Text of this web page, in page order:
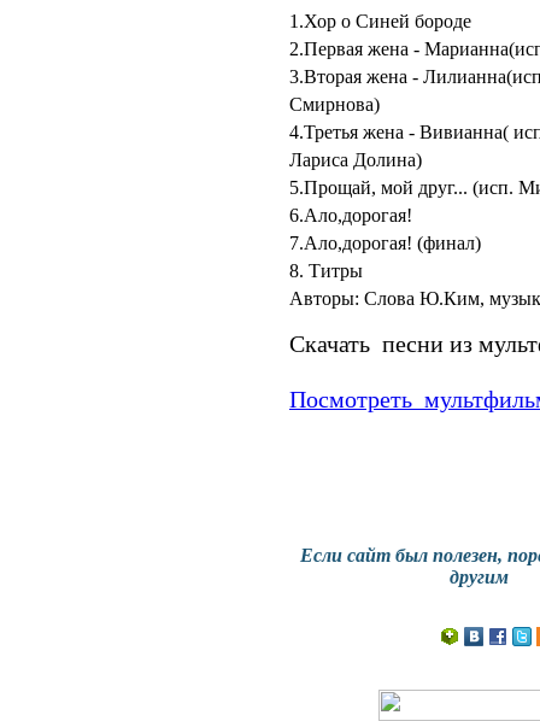
1.Хор о Синей бороде
2.Первая жена -
3.Вторая жена -
Смирнова)
4.Третья жена - Вивианна(
Лариса Долина)
5.Прощай, мой друг... (исп.
6.Ало,дорогая!
7.Ало,дорогая! (финал)
8. Титры
Авторы: Слова Ю.Ким,
Скачать песни из
Посмотреть
Если сайт был полезен,
другим